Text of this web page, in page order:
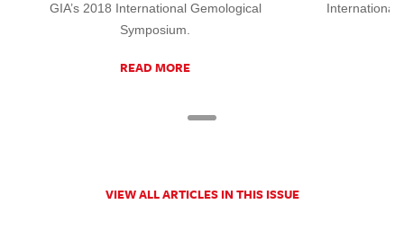
GIA’s 2018 International Gemological
Symposium.
READ MORE
International
VIEW ALL ARTICLES IN THIS ISSUE